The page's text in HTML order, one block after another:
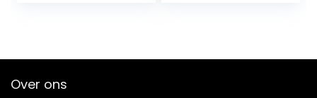
Eenvoudig en
Over ons